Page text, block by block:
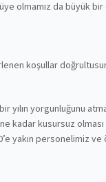
olmamız da büyük
koşullar
yılın yorgunluğunu
kadar kusursuz
yakın personelimiz